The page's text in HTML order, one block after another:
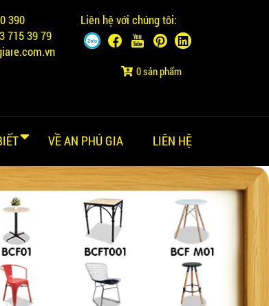
390
715 39 79
Liên hệ với chúng tôi:
0 sản phẩm
VỀ AN PHÚ GIA LIÊN HỆ